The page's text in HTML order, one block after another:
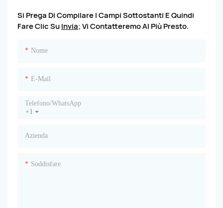
Si Prega Di Compilare I Campi Sottostanti E Quindi
Fare Clic SuInvia;Vi Contatteremo Al Più Presto.
Nome
E-Mail
+1
Telefono/WhatsApp
Azienda
Soddisfare